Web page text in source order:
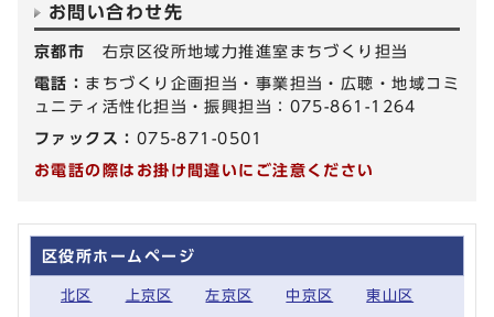
お問い合わせ先
京都市 右京区役所地域力推進室まちづくり担当
電話： まちづくり企画担当・事業担当・広聴・地域コミ
ュニティ活性化担当・振興担当：075-861-1264
ファックス： 075-871-0501
お電話の際はお掛け間違いにご注意ください
区役所ホームページ
北区 上京区 左京区 中京区 東山区